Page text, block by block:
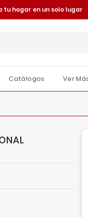
tu hogar en un solo lugar
Catálogos Ver